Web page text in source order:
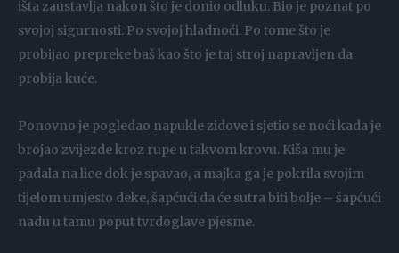
išta zaustavlja nakon što je donio odluku. Bio je poznat po
svojoj sigurnosti. Po svojoj hladnoći. Po tome što je
probijao prepreke baš kao što je taj stroj napravljen da
probija kuće.
Ponovno je pogledao napukle zidove i sjetio se noći kada je
brojao zvijezde kroz rupe u takvom krovu. Kiša mu je
padala na lice dok je spavao, a majka ga je pokrila svojim
tijelom umjesto deke, šapćući da će sutra biti bolje – šapćući
nadu u tamu poput tvrdoglave pjesme.